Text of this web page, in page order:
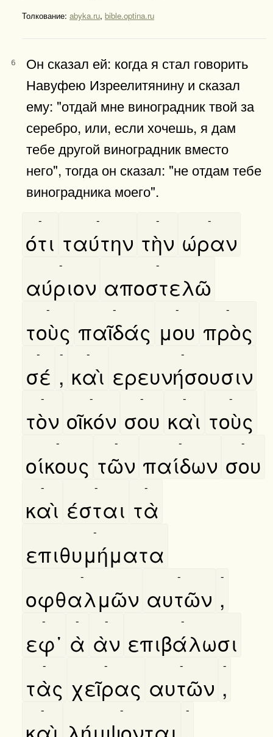
Толкование: abyka.ru, bible.optina.ru
6
Он сказал ей: когда я стал говорить
Навуфею Изреелитянину и сказал
ему: "отдай мне виноградник твой за
серебро, или, если хочешь, я дам
тебе другой виноградник вместо
него", тогда он сказал: "не отдам тебе
виноградника моего".
ότι
-
ταύτην
-
τὴν
-
ώραν
-
αύριον
-
αποστελῶ
-
τοὺς
-
παῖδάς
-
μου
-
πρὸς
-
σέ
-
,
-
καὶ
-
ερευνήσουσιν
-
τὸν
-
οῖκόν
-
σου
-
καὶ
-
τοὺς
-
οίκους
-
τῶν
-
παίδων
-
σου
-
καὶ
-
έσται
-
τὰ
-
επιθυμήματα
-
οφθαλμῶν
-
αυτῶν
-
,
-
εφ᾿
-
ὰ
-
ὰν
-
επιβάλωσι
-
τὰς
-
χεῖρας
-
αυτῶν
-
,
-
- - -